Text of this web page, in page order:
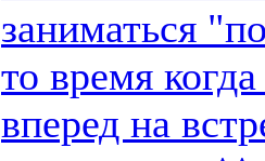
заниматься
то время
вперед на